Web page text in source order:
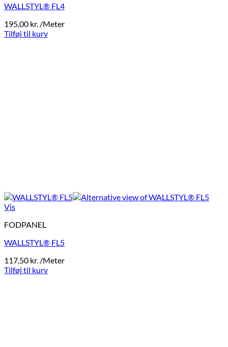
WALLSTYL® FL4
195,00 kr. /Meter
Tilføj til kurv
Vis
FODPANEL
WALLSTYL® FL5
117,50 kr. /Meter
Tilføj til kurv